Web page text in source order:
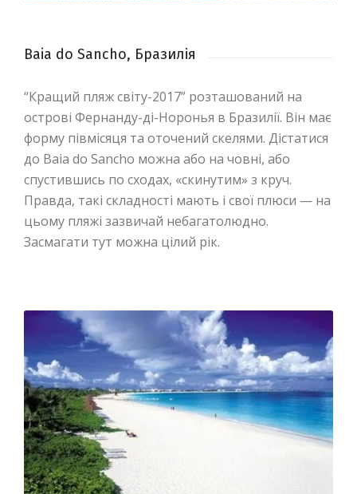
Baia do Sancho, Бразилія
“Кращий пляж світу-2017” розташований на
острові Фернанду-ді-Норонья в Бразилії. Він має
форму півмісяця та оточений скелями. Дістатися
до Baia do Sancho можна або на човні, або
спустившись по сходах, «скинутим» з круч.
Правда, такі складності мають і свої плюси — на
цьому пляжі зазвичай небагатолюдно.
Засмагати тут можна цілий рік.